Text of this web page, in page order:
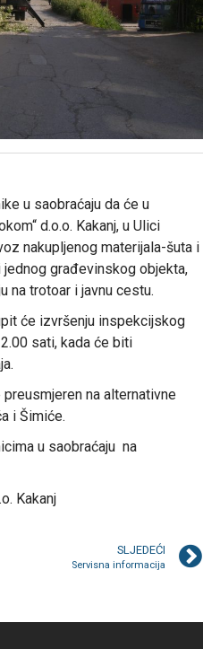
u saobraćaju da će u
d.o.o. Kakanj, u Ulici
nakupljenog materijala-šuta i
građevinskog objekta,
na trotoar i javnu cestu.
će izvršenju inspekcijskog
sati, kada će biti
na alternativne
i Šimiće.
u saobraćaju na
Kakanj
SLJEDEĆI
Servisna informacija